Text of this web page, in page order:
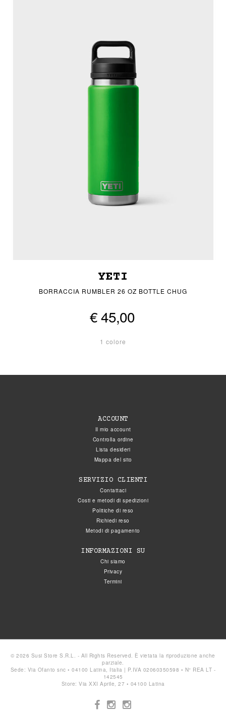
YETI
BORRACCIA RUMBLER 26 OZ BOTTLE CHUG
€ 45,00
1 colore
ACCOUNT
Il mio account
Controlla ordine
Lista desideri
Mappa del sito
SERVIZIO CLIENTI
Contattaci
Costi e metodi di spedizioni
Politiche di reso
Richiedi reso
Metodi di pagamento
INFORMAZIONI SU
Chi siamo
Privacy
Termini
© 2026 Susi Store S.R.L. - All Rights Reserved. È vietata la riproduzione anche
parziale.
Sede: Via Ofanto snc • 04100 Latina, Italia | P.IVA 02060350598 • N° REA LT -
142545
Store: Via XXI Aprile, 27 • 04100 Latina